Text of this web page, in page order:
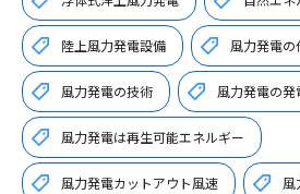
陸上風力発電設備 風力発電の
風力発電の技術 風力発電の発
風力発電は再生可能エネルギー
風力発電カットアウト風速 風